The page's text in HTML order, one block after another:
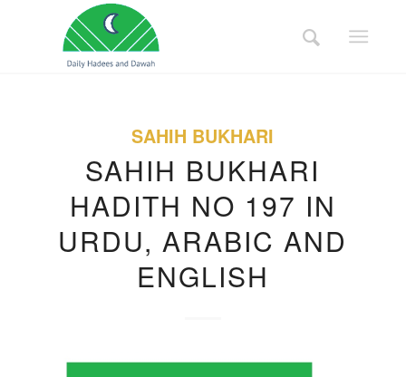
SAHIH BUKHARI
SAHIH BUKHARI
HADITH NO 197 IN
URDU, ARABIC AND
ENGLISH